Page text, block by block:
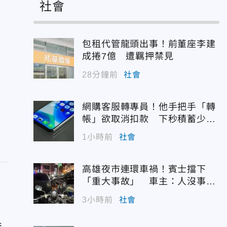
社會
包租代管龍頭出事！前董座李建
成捲7億 遭羈押禁見
28分鐘前 社會
網購客服轉專員！他手把手「轉
帳」欲取消扣款 下秒積蓄少一
半
1小時前 社會
高雄夜市連環車禍！賓士擋下
「重大事故」 車主：人沒事最
重要
3小時前 社會